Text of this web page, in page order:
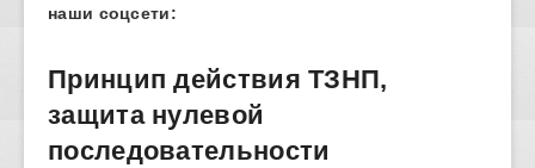
наши соцсети:
Принцип действия ТЗНП,
защита нулевой
последовательности